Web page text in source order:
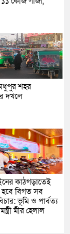
মধুপুর শহর
দখলে
কাঠগড়াতেই
হবে বিগত সব
ভূমি ও পার্বত্য
মীর হেলাল